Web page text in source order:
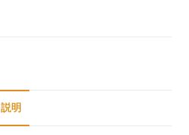
説明